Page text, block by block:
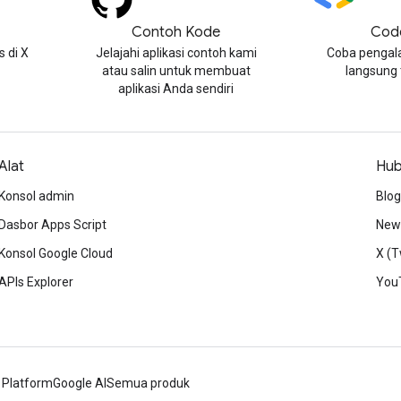
di X
Contoh Kode
Jelajahi aplikasi contoh kami
atau salin untuk membuat
aplikasi Anda sendiri
Coba
admin
Apps Script
Google Cloud
Explorer
Blog
X
PlatformGoogle AI Semua produk